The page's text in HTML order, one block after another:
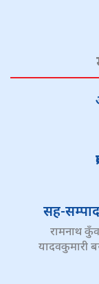
सह-
रामनाथ
यादवकुमारी